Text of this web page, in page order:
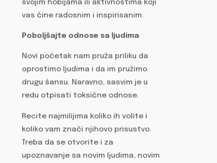
svojim hobijama ili aktivnostima koji
vas čine radosnim i inspirisanim.
Poboljšajte odnose sa ljudima
Novi početak nam pruža priliku da
oprostimo ljudima i da im pružimo
drugu šansu. Naravno, sasvim je u
redu otpisati toksične odnose.
Recite najmilijima koliko ih volite i
koliko vam znači njihovo prisustvo.
Treba da se otvorite i za
upoznavanje sa novim ljudima, novim